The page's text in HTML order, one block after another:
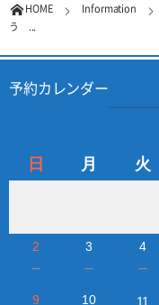
HOME Information
う ...
予約カレンダー
日
月 火
2
－
3
－
4
－
9 10 11